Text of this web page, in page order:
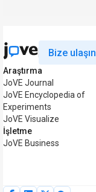
Bize ulaşın
Araştırma
JoVE Journal
JoVE Encyclopedia of
Experiments
JoVE Visualize
İşletme
JoVE Business